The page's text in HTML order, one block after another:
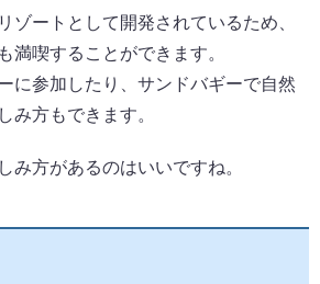
ゾートとして開発されているため、
満喫することができます。
に参加したり、サンドバギーで自然
み方もできます。
み方があるのはいいですね。